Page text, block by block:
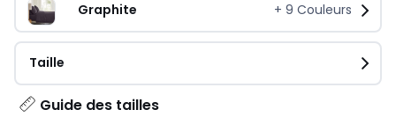
Graphite + 9 Couleurs
Taille
Guide des tailles